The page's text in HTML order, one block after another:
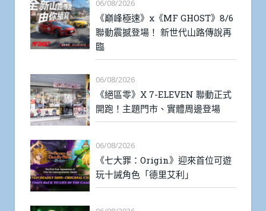
06/08/2026
《巔峰極速》x《MF GHOST》8/6
聯動震撼登場！ 新世代山路傳說再
臨
06/08/2026
《絕區零》X 7-ELEVEN 聯動正式
開跑！主題門市、實體周邊登場
06/08/2026
《七大罪：Origin》迎來首位可遊
玩十誡角色「德里艾利」